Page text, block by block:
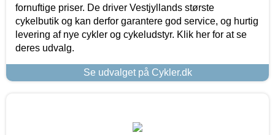
fornuftige priser. De driver Vestjyllands største
cykelbutik og kan derfor garantere god service, og hurtig
levering af nye cykler og cykeludstyr. Klik her for at se
deres udvalg.
Se udvalget på Cykler.dk